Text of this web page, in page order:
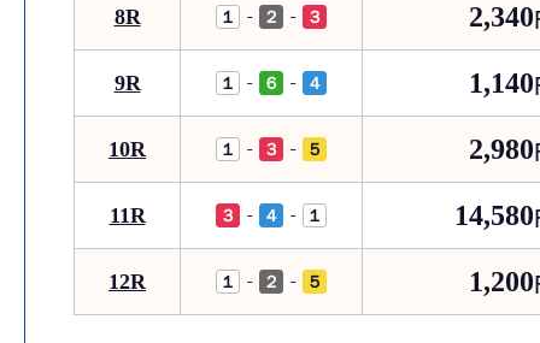
8R １ - ２ - ３ 2,340
9R １ - ６ - ４ 1,140
10R １ - ３ - ５ 2,980
11R ３ - ４ - １ 14,580
12R １ - ２ - ５ 1,200